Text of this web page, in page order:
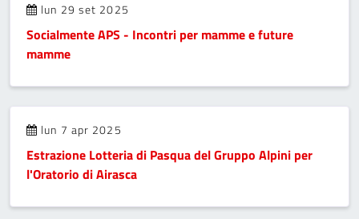
lun 29 set 2025
Socialmente APS - Incontri per mamme e future
mamme
lun 7 apr 2025
Estrazione Lotteria di Pasqua del Gruppo Alpini per
l'Oratorio di Airasca